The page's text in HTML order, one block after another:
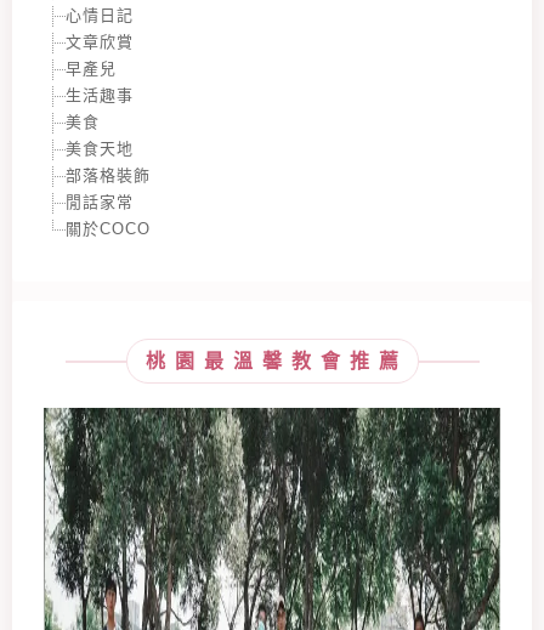
心情日記
文章欣賞
早產兒
生活趣事
美食
美食天地
部落格裝飾
閒話家常
關於COCO
桃園最溫馨教會推薦